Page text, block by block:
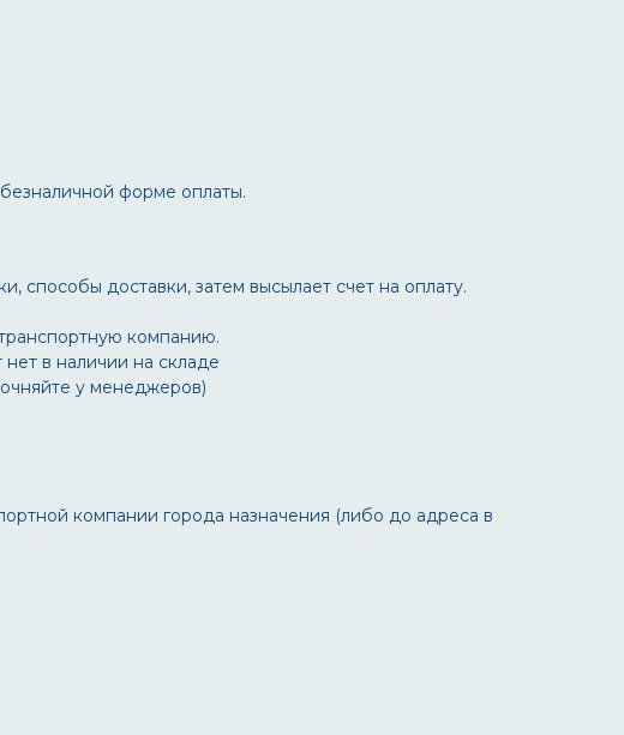
форме оплаты.
способы доставки, затем высылает счет на оплату.
компанию.
в наличии на складе
у менеджеров)
компании города назначения (либо до адреса в